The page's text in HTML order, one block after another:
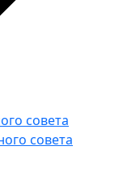
совета
совета